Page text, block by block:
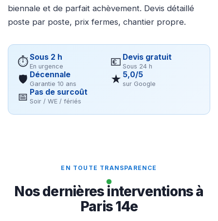
biennale et de parfait achèvement. Devis détaillé
poste par poste, prix fermes, chantier propre.
⏱Sous 2 h
En urgence 💶 Devis gratuit
Sous 24 h
🛡 Décennale
Garantie 10 ans ★ 5,0/5
sur Google
📅 Pas de surcoût
Soir / WE / fériés
EN TOUTE TRANSPARENCE
Nos dernières interventions à
Paris 14e